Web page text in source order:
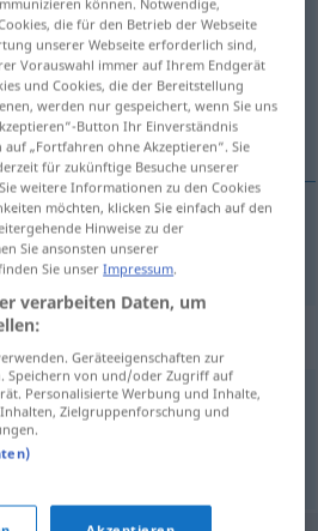
anklicken/antippen)
"kostbar"
,flott,verdifull,ypperlig
die für den Betrieb der Webseite
unserer Webseite erforderlich sind,
Vorauswahl immer auf Ihrem Endgerät
und Cookies, die der Bereitstellung
werden nur gespeichert, wenn Sie uns
Button Ihr Einverständnis
auf „Fortfahren ohne Akzeptieren“. Sie
für zukünftige Besuche unserer
weitere Informationen zu den Cookies
möchten, klicken Sie einfach auf den
Hinweise zu der
Sie ansonsten unserer
finden Sie unserImpressum
verarbeiten Daten, um
Geräteeigenschaften zur
Speichern von und/oder Zugriff auf
Personalisierte Werbung und Inhalte,
Zielgruppenforschung und